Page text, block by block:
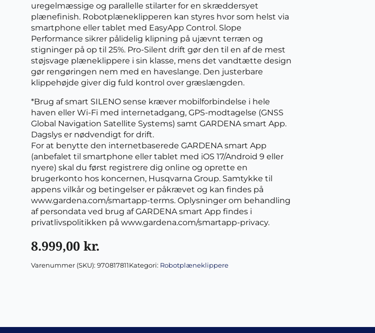
uregelmæssige og parallelle stilarter for en skræddersyet
plænefinish. Robotplæneklipperen kan styres hvor som helst via
smartphone eller tablet med EasyApp Control. Slope
Performance sikrer pålidelig klipning på ujævnt terræn og
stigninger på op til 25%. Pro-Silent drift gør den til en af de mest
støjsvage plæneklippere i sin klasse, mens det vandtætte design
gør rengøringen nem med en haveslange. Den justerbare
klippehøjde giver dig fuld kontrol over græslængden.
*Brug af smart SILENO sense kræver mobilforbindelse i hele
haven eller Wi-Fi med internetadgang, GPS-modtagelse (GNSS 
Global Navigation Satellite Systems) samt GARDENA smart App.
Dagslys er nødvendigt for drift.
For at benytte den internetbaserede GARDENA smart App
(anbefalet til smartphone eller tablet med iOS 17/Android 9 eller
nyere) skal du først registrere dig online og oprette en
brugerkonto hos koncernen, Husqvarna Group. Samtykke til
appens vilkår og betingelser er påkrævet og kan findes på
www.gardena.com/smartapp-terms. Oplysninger om behandling
af persondata ved brug af GARDENA smart App findes i
privatlivspolitikken på www.gardena.com/smartapp-privacy.
8.999,00 kr.
Varenummer (SKU): 970817811Kategori: Robotplæneklippere